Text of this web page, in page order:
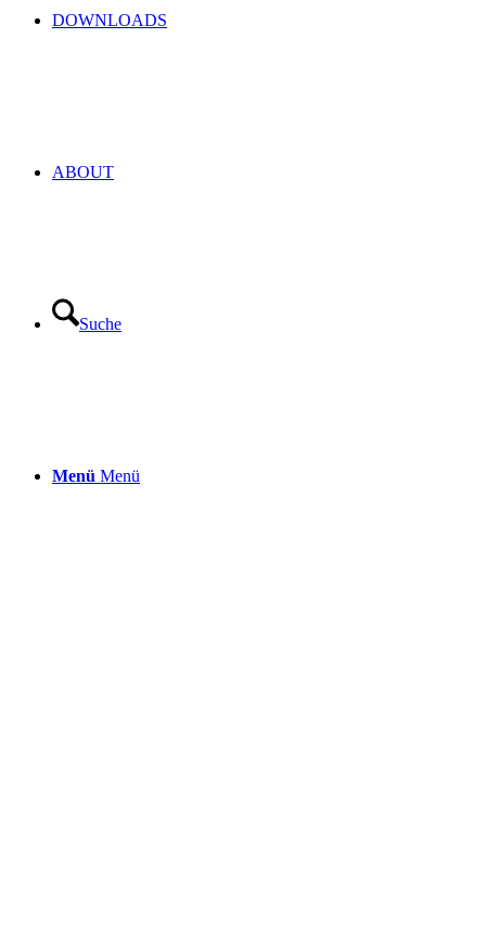
DOWNLOADS
ABOUT
Suche
Menü Menü